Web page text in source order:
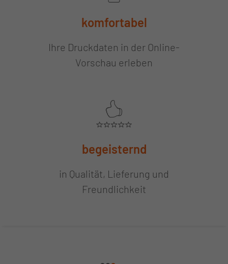
komfortabel
Ihre Druckdaten in der Online-
Vorschau erleben
begeisternd
in Qualität, Lieferung und
Freundlichkeit